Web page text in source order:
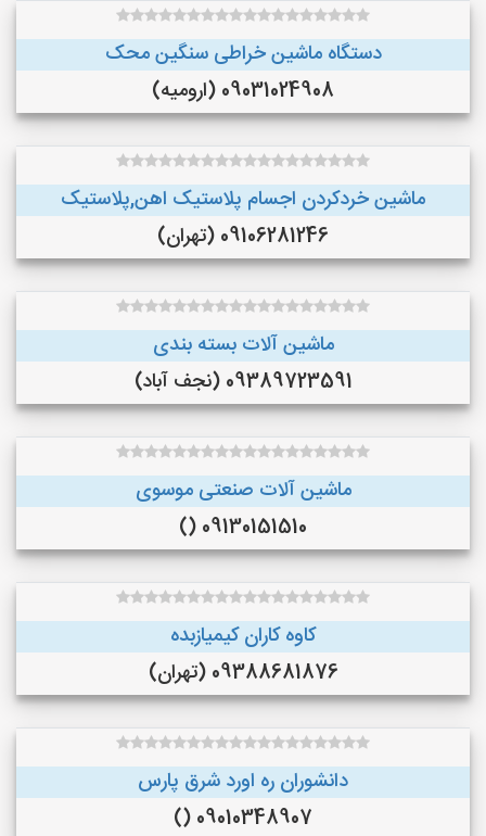
دستگاه ماشین خراطی سنگین محک
09031024908 (ارومیه)
ماشین خردکردن اجسام پلاستیک اهن,پلاستیک
09106281246 (تهران)
ماشین آلات بسته بندی
09389723591 (نجف‌ آباد)
ماشین آلات صنعتی موسوی
09130151510 ()
کاوه کاران کیمیازبده
09388681876 (تهران)
دانشوران ره اورد شرق پارس
09010348907 ()